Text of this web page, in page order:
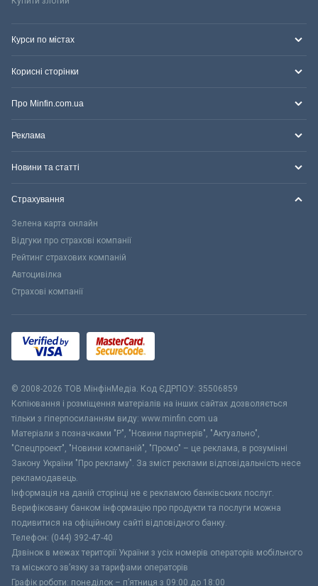
Курси по містах
Корисні сторінки
Про Minfin.com.ua
Реклама
Новини та статті
Страхування
Зелена карта онлайн
Відгуки про страхові компанії
Рейтинг страхових компаній
Автоцивілка
Страхові компанії
© 2008-2026 ТОВ МiнфiнМедiа. Код ЄДРПОУ: 35506859
Копіювання і розміщення матеріалів на інших сайтах дозволяється
тільки з гіперпосиланням виду: www.minfin.com.ua
Матеріали з позначками "Р", "Новини партнерів", "Актуально",
"Спецпроект", "Новини компаній", "Промо" – це реклама, в розумінні
Закону України "Про рекламу". За зміст реклами відповідальність несе
рекламодавець.
Інформація на даній сторінці не є рекламою банківських послуг.
Верифіковану банком інформацію про продукти та послуги можна
подивитися на офіційному сайті відповідного банку.
Телефон: (044) 392-47-40
Дзвінок в межах території України з усіх номерів операторів мобільного
та міського зв’язку за тарифами операторів
Графік роботи: понеділок – п’ятниця з 09:00 до 18:00